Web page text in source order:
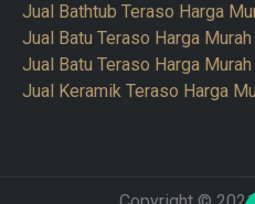
Jual Bathtub Teraso Harga
Jual Batu Teraso Harga
Jual Batu Teraso Harga
Jual Keramik Teraso Harga